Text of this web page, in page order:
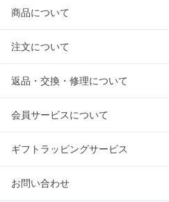
商品について
注文について
返品・交換・修理について
会員サービスについて
ギフトラッピングサービス
お問い合わせ